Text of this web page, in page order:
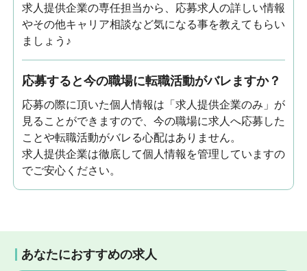
求人提供企業の専任担当から、応募求人の詳しい情報
やその他キャリア相談など気になる事を教えてもらい
ましょう♪
応募すると今の職場に転職活動がバレますか？
応募の際に頂いた個人情報は「求人提供企業のみ」が
見ることができますので、今の職場に求人へ応募した
ことや転職活動がバレる心配はありません。
求人提供企業は徹底して個人情報を管理していますの
でご安心ください。
あなたにおすすめの求人